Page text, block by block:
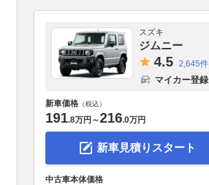
スズキ
ジムニー
4.5 2,645件
マイカー登録
新車価格 （税込）
191.8万円 ～216.0万円
新車見積りスタート
中古車本体価格